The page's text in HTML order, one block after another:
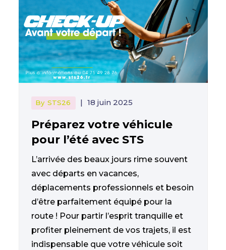
By STS26 | 18 juin 2025
Préparez votre véhicule
pour l’été avec STS
L’arrivée des beaux jours rime souvent
avec départs en vacances,
déplacements professionnels et besoin
d’être parfaitement équipé pour la
route ! Pour partir l’esprit tranquille et
profiter pleinement de vos trajets, il est
indispensable que votre véhicule soit